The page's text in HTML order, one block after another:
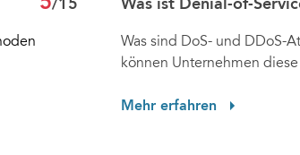
/15 Was ist Denial-of-
Was sind DoS- und DDoS-
können Unternehmen
Mehr erfahren